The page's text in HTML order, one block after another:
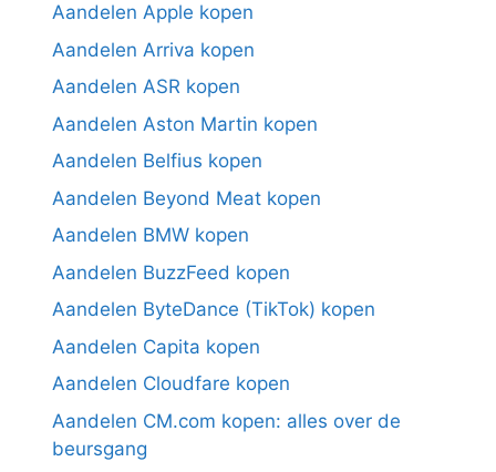
Aandelen Apple kopen
Aandelen Arriva kopen
Aandelen ASR kopen
Aandelen Aston Martin kopen
Aandelen Belfius kopen
Aandelen Beyond Meat kopen
Aandelen BMW kopen
Aandelen BuzzFeed kopen
Aandelen ByteDance (TikTok) kopen
Aandelen Capita kopen
Aandelen Cloudfare kopen
Aandelen CM.com kopen: alles over de
beursgang